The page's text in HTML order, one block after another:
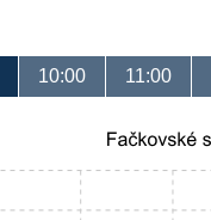
10:00 11:00